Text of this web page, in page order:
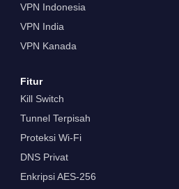
VPN Indonesia
VPN India
VPN Kanada
Fitur
Kill Switch
Tunnel Terpisah
Proteksi Wi-Fi
DNS Privat
Enkripsi AES-256